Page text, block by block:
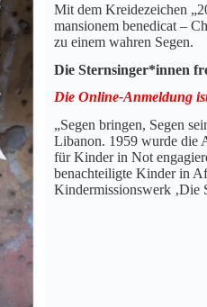
Mit dem Kreidezeichen
mansionem benedicat –
zu einem wahren Segen.
Die Sternsinger*innen
Die Online-Anmeldung
„Segen bringen, Segen
Libanon. 1959 wurde die
für Kinder in Not
benachteiligte Kinder in
Kindermissionswerk ‚Die